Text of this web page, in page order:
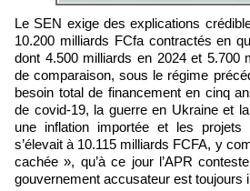
Le SEN exige des explications crédibles sur la destination des
10.200 milliards FCfa contractés en
dont 4.500 milliards en 2024 et 5.700
de comparaison, sous le régime
besoin total de financement en cinq
de covid-19, la guerre en Ukraine et
une inflation importée et les projets
s’élevait à 10.115 milliards FCFA, y
cachée », qu’à ce jour l’APR
gouvernement accusateur est toujours